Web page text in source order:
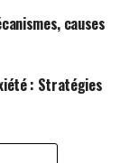
causes
: Stratégies